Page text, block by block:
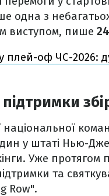
одна з
виступом, пише
плей-оф ЧС-2026:
національної
у штаті Нью-
Уже протягом
та
Row".